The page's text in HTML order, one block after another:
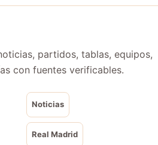
partidos, tablas, equipos,
con fuentes verificables.
Noticias
Real Madrid